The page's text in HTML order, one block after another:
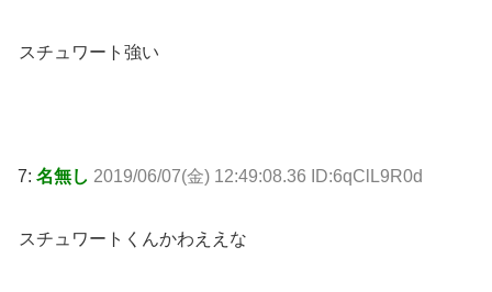
スチュワート強い
7: 名無し 2019/06/07(金) 12:49:08.36 ID:6qClL9R0d
スチュワートくんかわええな